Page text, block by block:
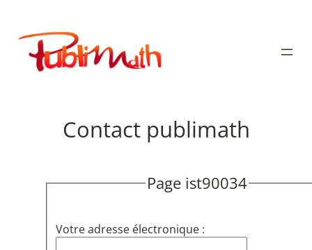
contenu
Publimath
Contact publimath
Page ist90034
Votre adresse électronique :